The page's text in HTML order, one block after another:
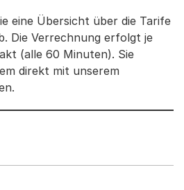
eine Übersicht über die Tarife
Die Verrechnung erfolgt je
(alle 60 Minuten). Sie
direkt mit unserem